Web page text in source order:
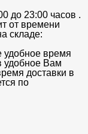
до 23:00 часов .
от времени
складе:
удобное время
удобное Вам
доставки в
по